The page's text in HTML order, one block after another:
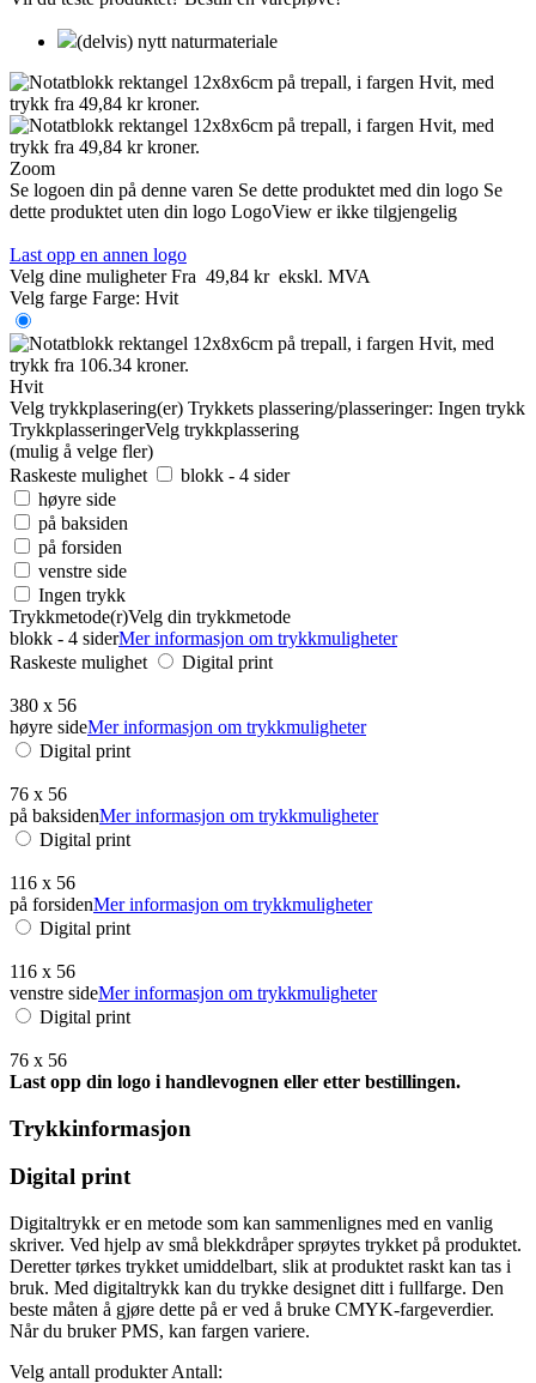
(delvis) nytt naturmateriale
Zoom
Se logoen din på denne varen Se dette produktet med din logo Se
dette produktet uten din logo LogoView er ikke tilgjengelig
Last opp en annen logo
Velg dine muligheter Fra 49,84 kr ekskl. MVA
Velg farge Farge: Hvit
Hvit
Velg trykkplasering(er) Trykkets plassering/plasseringer: Ingen trykk
TrykkplasseringerVelg trykkplassering
(mulig å velge fler)
Raskeste mulighet
blokk - 4 sider
høyre side
på baksiden
på forsiden
venstre side
Ingen trykk
Trykkmetode(r)Velg din trykkmetode
blokk - 4 siderMer informasjon om trykkmuligheter
Raskeste mulighet
Digital print
380 x 56
høyre sideMer informasjon om trykkmuligheter
Digital print
76 x 56
på baksidenMer informasjon om trykkmuligheter
Digital print
116 x 56
på forsidenMer informasjon om trykkmuligheter
Digital print
116 x 56
venstre sideMer informasjon om trykkmuligheter
Digital print
76 x 56
Last opp din logo i handlevognen eller etter bestillingen.
Trykkinformasjon
Digital print
Digitaltrykk er en metode som kan sammenlignes med en vanlig
skriver. Ved hjelp av små blekkdråper sprøytes trykket på produktet.
Deretter tørkes trykket umiddelbart, slik at produktet raskt kan tas i
bruk. Med digitaltrykk kan du trykke designet ditt i fullfarge. Den
beste måten å gjøre dette på er ved å bruke CMYK-fargeverdier.
Når du bruker PMS, kan fargen variere.
Velg antall produkter Antall: